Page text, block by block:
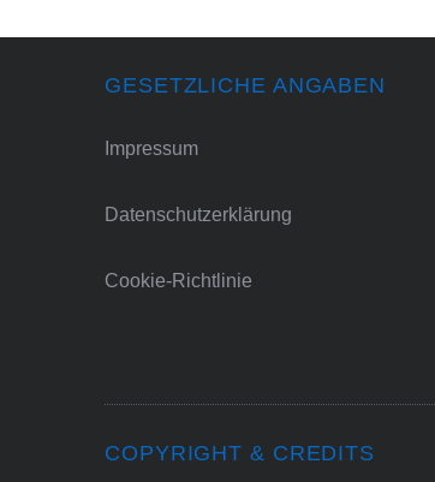
GESETZLICHE ANGABEN
Impressum
Datenschutzerklärung
Cookie-Richtlinie
COPYRIGHT & CREDITS